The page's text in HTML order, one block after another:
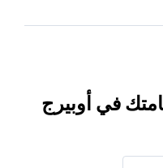
في أوبيرج